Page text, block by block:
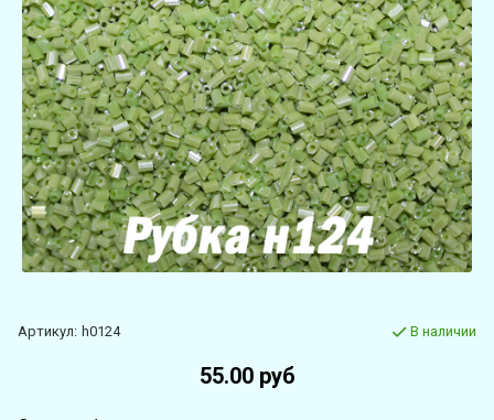
Артикул: h0124 В наличии
55.00 руб